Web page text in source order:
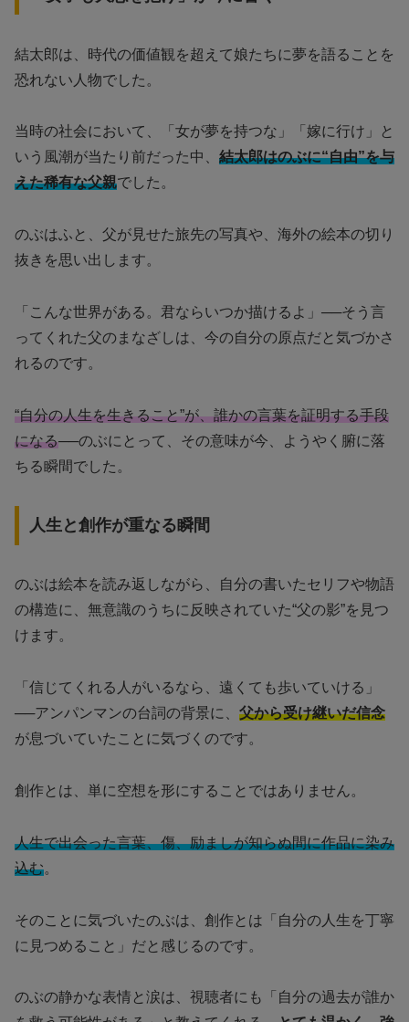
結太郎は、時代の価値観を超えて娘たちに夢を語ることを
恐れない人物でした。
当時の社会において、「女が夢を持つな」「嫁に行け」と
いう風潮が当たり前だった中、 結太郎はのぶに“自由”を与
えた稀有な父親でした。
のぶはふと、父が見せた旅先の写真や、海外の絵本の切り
抜きを思い出します。
「こんな世界がある。君ならいつか描けるよ」──そう言
ってくれた父のまなざしは、今の自分の原点だと気づかさ
れるのです。
“自分の人生を生きること”が、誰かの言葉を証明する手段
になる──のぶにとって、その意味が今、ようやく腑に落
ちる瞬間でした。
人生と創作が重なる瞬間
のぶは絵本を読み返しながら、自分の書いたセリフや物語
の構造に、無意識のうちに反映されていた“父の影”を見つ
けます。
「信じてくれる人がいるなら、遠くても歩いていける」
──アンパンマンの台詞の背景に、 父から受け継いだ信念
が息づいていたことに気づくのです。
創作とは、単に空想を形にすることではありません。
人生で出会った言葉、傷、励ましが知らぬ間に作品に染み
込む。
そのことに気づいたのぶは、創作とは「自分の人生を丁寧
に見つめること」だと感じるのです。
のぶの静かな表情と涙は、視聴者にも「自分の過去が誰か